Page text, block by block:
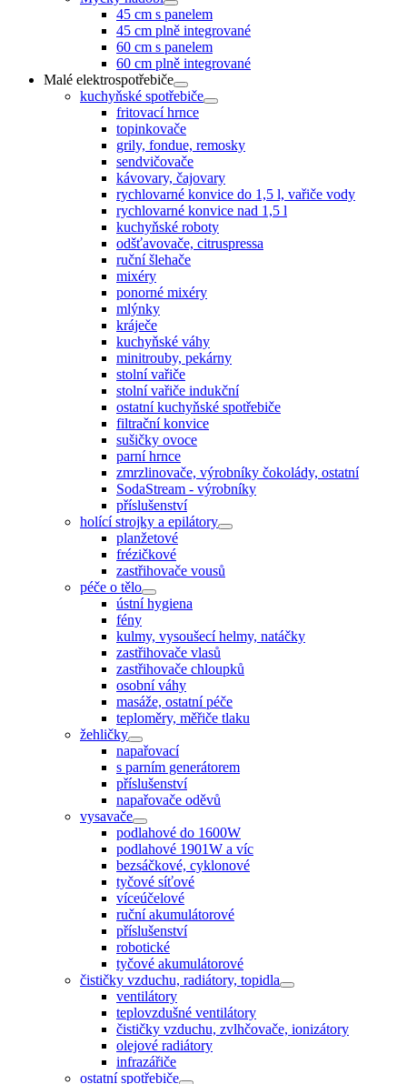
45 cm s panelem
45 cm plně integrované
60 cm s panelem
60 cm plně integrované
Malé elektrospotřebiče
kuchyňské spotřebiče
fritovací hrnce
topinkovače
grily, fondue, remosky
sendvičovače
kávovary, čajovary
rychlovarné konvice do 1,5 l, vařiče vody
rychlovarné konvice nad 1,5 l
kuchyňské roboty
odšťavovače, citruspressa
ruční šlehače
mixéry
ponorné mixéry
mlýnky
kráječe
kuchyňské váhy
minitrouby, pekárny
stolní vařiče
stolní vařiče indukční
ostatní kuchyňské spotřebiče
filtrační konvice
sušičky ovoce
parní hrnce
zmrzlinovače, výrobníky čokolády, ostatní
SodaStream - výrobníky
příslušenství
holící strojky a epilátory
planžetové
frézičkové
zastřihovače vousů
péče o tělo
ústní hygiena
fény
kulmy, vysoušecí helmy, natáčky
zastřihovače vlasů
zastřihovače chloupků
osobní váhy
masáže, ostatní péče
teploměry, měřiče tlaku
žehličky
napařovací
s parním generátorem
příslušenství
napařovače oděvů
vysavače
podlahové do 1600W
podlahové 1901W a víc
bezsáčkové, cyklonové
tyčové síťové
víceúčelové
ruční akumulátorové
příslušenství
robotické
tyčové akumulátorové
čističky vzduchu, radiátory, topidla
ventilátory
teplovzdušné ventilátory
čističky vzduchu, zvlhčovače, ionizátory
olejové radiátory
infrazářiče
ostatní spotřebiče